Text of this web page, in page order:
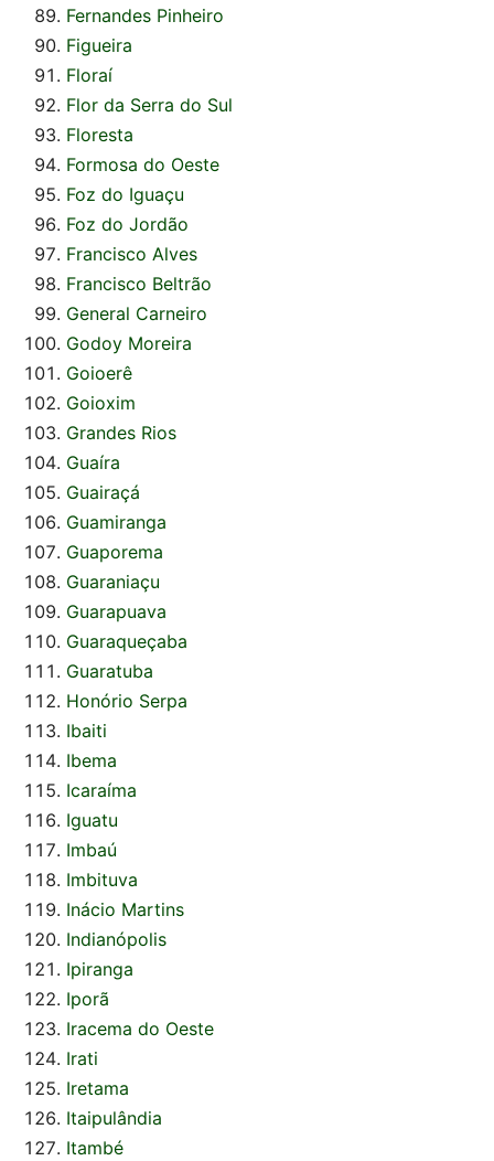
Fernandes Pinheiro
Figueira
Floraí
Flor da Serra do Sul
Floresta
Formosa do Oeste
Foz do Iguaçu
Foz do Jordão
Francisco Alves
Francisco Beltrão
General Carneiro
Godoy Moreira
Goioerê
Goioxim
Grandes Rios
Guaíra
Guairaçá
Guamiranga
Guaporema
Guaraniaçu
Guarapuava
Guaraqueçaba
Guaratuba
Honório Serpa
Ibaiti
Ibema
Icaraíma
Iguatu
Imbaú
Imbituva
Inácio Martins
Indianópolis
Ipiranga
Iporã
Iracema do Oeste
Irati
Iretama
Itaipulândia
Itambé